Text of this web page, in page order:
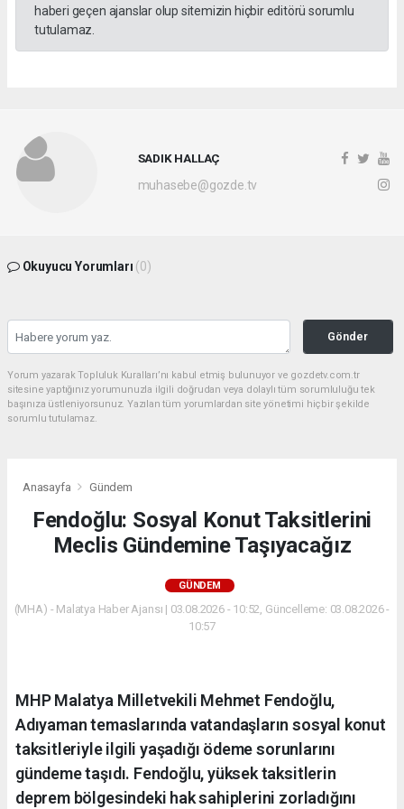
haberi geçen ajanslar olup sitemizin hiçbir editörü sorumlu
tutulamaz.
SADIK HALLAÇ
muhasebe@gozde.tv
Okuyucu Yorumları (0)
Gönder
Yorum yazarak Topluluk Kuralları’nı kabul etmiş bulunuyor ve gozdetv.com.tr
sitesine yaptığınız yorumunuzla ilgili doğrudan veya dolaylı tüm sorumluluğu tek
başınıza üstleniyorsunuz. Yazılan tüm yorumlardan site yönetimi hiçbir şekilde
sorumlu tutulamaz.
Anasayfa Gündem
Fendoğlu: Sosyal Konut Taksitlerini
Meclis Gündemine Taşıyacağız
GÜNDEM
(MHA) - Malatya Haber Ajansı | 03.08.2026 - 10:52, Güncelleme: 03.08.2026 -
10:57
MHP Malatya Milletvekili Mehmet Fendoğlu,
Adıyaman temaslarında vatandaşların sosyal konut
taksitleriyle ilgili yaşadığı ödeme sorunlarını
gündeme taşıdı. Fendoğlu, yüksek taksitlerin
deprem bölgesindeki hak sahiplerini zorladığını